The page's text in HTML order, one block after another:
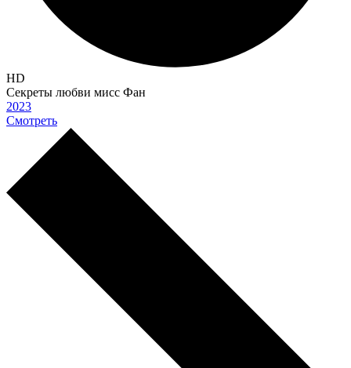
HD
Секреты любви мисс Фан
2023
Смотреть